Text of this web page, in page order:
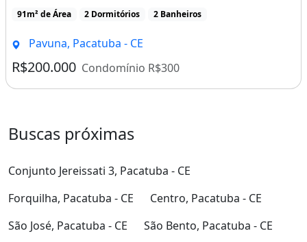
91m² de Área 2 Dormitórios 2 Banheiros
Pavuna, Pacatuba - CE
R$200.000 Condomínio R$300
Buscas próximas
Conjunto Jereissati 3, Pacatuba - CE
Forquilha, Pacatuba - CE
Centro, Pacatuba - CE
São José, Pacatuba - CE
São Bento, Pacatuba - CE